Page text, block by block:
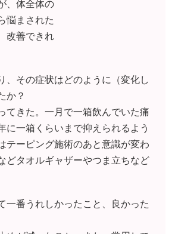
てきた。一月で一箱飲んでいた痛
に一箱くらいまで抑えられるよう
テーピング施術のあと意識が変わ
どタオルギャザーやつま立ちなど
一番うれしかったこと、良かった
めが減ったこと。また、常用して
ない時、施術を受けたことで抑え
存性が無くなった。何かあっても
いです。（施術とは関係ないです